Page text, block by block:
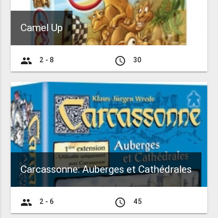
Camel Up
group 2 - 8 access_time 30
Carcassonne: Auberges et Cathédrales
group 2 - 6 access_time 45